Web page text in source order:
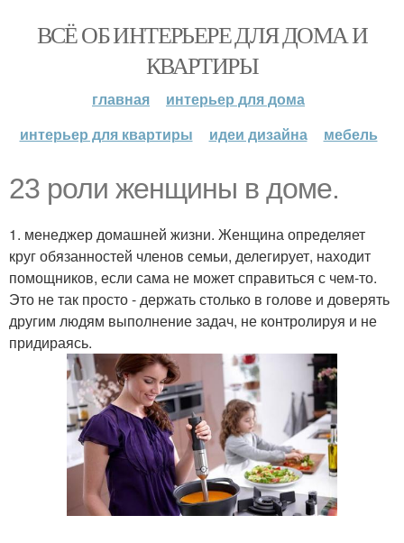
ВСЁ ОБ ИНТЕРЬЕРЕ ДЛЯ ДОМА И
КВАРТИРЫ
главная
интерьер для дома
интерьер для квартиры
идеи дизайна мебель
23 роли женщины в доме.
1. менеджер домашней жизни. Женщина определяет
круг обязанностей членов семьи, делегирует, находит
помощников, если сама не может справиться с чем-то.
Это не так просто - держать столько в голове и доверять
другим людям выполнение задач, не контролируя и не
придираясь.